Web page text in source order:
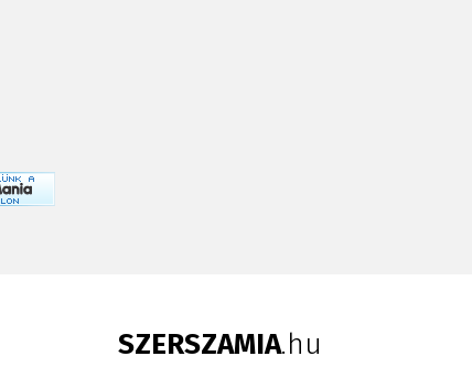
SZERSZAMIA.hu